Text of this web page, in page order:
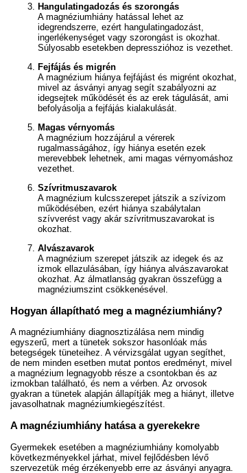
Hangulatingadozás és szorongás
A magnéziumhiány hatással lehet az
idegrendszerre, ezért hangulatingadozást,
ingerlékenységet vagy szorongást is okozhat.
Súlyosabb esetekben depresszióhoz is vezethet.
Fejfájás és migrén
A magnézium hiánya fejfájást és migrént okozhat,
mivel az ásványi anyag segít szabályozni az
idegsejtek működését és az erek tágulását, ami
befolyásolja a fejfájás kialakulását.
Magas vérnyomás
A magnézium hozzájárul a vérerek
rugalmasságához, így hiánya esetén ezek
merevebbek lehetnek, ami magas vérnyomáshoz
vezethet.
Szívritmuszavarok
A magnézium kulcsszerepet játszik a szívizom
működésében, ezért hiánya szabálytalan
szívverést vagy akár szívritmuszavarokat is
okozhat.
Alvászavarok
A magnézium szerepet játszik az idegek és az
izmok ellazulásában, így hiánya alvászavarokat
okozhat. Az álmatlanság gyakran összefügg a
magnéziumszint csökkenésével.
Hogyan állapítható meg a magnéziumhiány?
A magnéziumhiány diagnosztizálása nem mindig
egyszerű, mert a tünetek sokszor hasonlóak más
betegségek tüneteihez. A vérvizsgálat ugyan segíthet,
de nem minden esetben mutat pontos eredményt, mivel
a magnézium legnagyobb része a csontokban és az
izmokban található, és nem a vérben. Az orvosok
gyakran a tünetek alapján állapítják meg a hiányt, illetve
javasolhatnak magnéziumkiegészítést.
A magnéziumhiány hatása a gyerekekre
Gyermekek esetében a magnéziumhiány komolyabb
következményekkel járhat, mivel fejlődésben lévő
szervezetük még érzékenyebb erre az ásványi anyagra.